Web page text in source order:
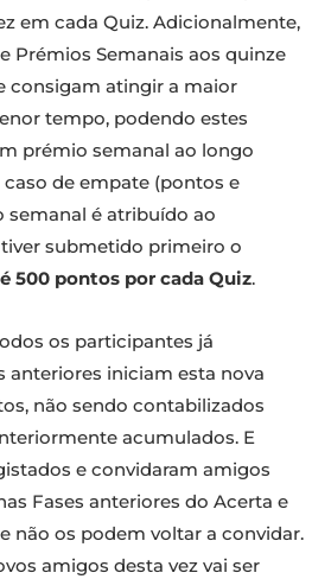
em cada Quiz. Adicionalmente,
Prémios Semanais aos quinze
consigam atingir a maior
tempo, podendo estes
prémio semanal ao longo
de empate (pontos e
semanal é atribuído ao
submetido primeiro o
500 pontos por cada Quiz.
os participantes já
anteriores iniciam esta nova
não sendo contabilizados
acumulados. E
e convidaram amigos
Fases anteriores do Acerta e
não os podem voltar a convidar.
amigos desta vez vai ser